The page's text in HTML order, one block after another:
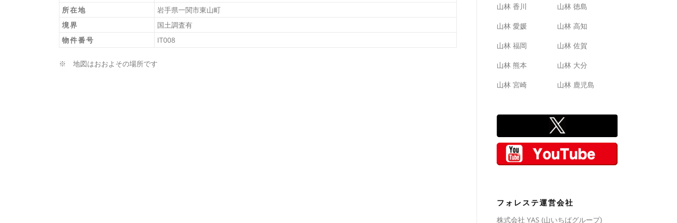
所在地
岩手県一関市東山町
境界
国土調査有
物件番号
IT008
※ 地図はおおよその場所です
山林 香川 山林 徳島
山林 愛媛 山林 高知
山林 福岡 山林 佐賀
山林 熊本 山林 大分
山林 宮崎 山林 鹿児島
フォレステ運営会社
株式会社 YAS (山いちばグループ)